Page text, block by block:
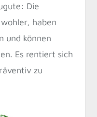
Die
haben
und können
Es rentiert sich
zu